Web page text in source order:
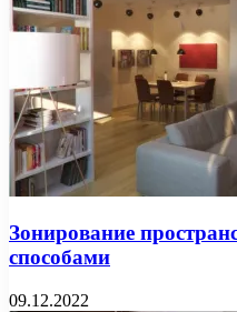
Зонирование
способами
09.12.2022